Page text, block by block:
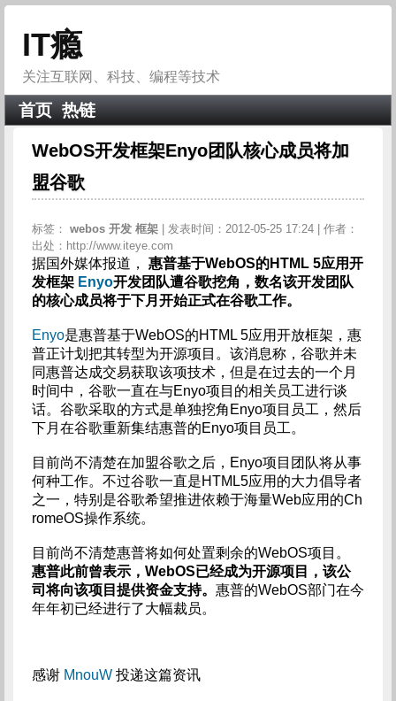
IT瘾
关注互联网、科技、编程等技术
首页 热链
WebOS开发框架Enyo团队核心成员将加
盟谷歌
标签： webos 开发 框架
| 发表时间：2012-05-25 17:24 | 作者：
出处：http://www.iteye.com
据国外媒体报道， 惠普基于WebOS的HTML 5应用开
发框架 Enyo开发团队遭谷歌挖角，数名该开发团队
的核心成员将于下月开始正式在谷歌工作。
Enyo是惠普基于WebOS的HTML 5应用开放框架，惠
普正计划把其转型为开源项目。该消息称，谷歌并未
同惠普达成交易获取该项技术，但是在过去的一个月
时间中，谷歌一直在与Enyo项目的相关员工进行谈
话。谷歌采取的方式是单独挖角Enyo项目员工，然后
下月在谷歌重新集结惠普的Enyo项目员工。
目前尚不清楚在加盟谷歌之后，Enyo项目团队将从事
何种工作。不过谷歌一直是HTML5应用的大力倡导者
之一，特别是谷歌希望推进依赖于海量Web应用的Ch
romeOS操作系统。
目前尚不清楚惠普将如何处置剩余的WebOS项目。
惠普此前曾表示，WebOS已经成为开源项目，该公
司将向该项目提供资金支持。 惠普的WebOS部门在今
年年初已经进行了大幅裁员。
感谢 MnouW投递这篇资讯